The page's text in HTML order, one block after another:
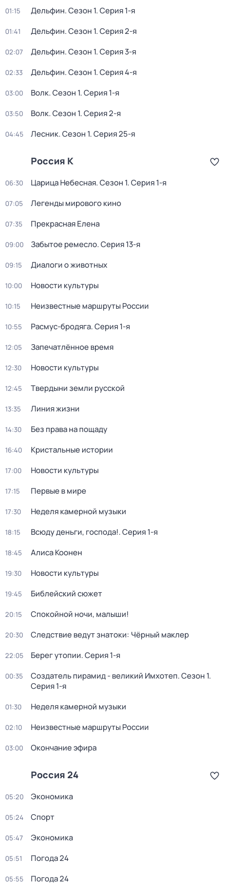
01:15 Дельфин. Сезон 1. Серия 1-я
01:41 Дельфин. Сезон 1. Серия 2-я
02:07 Дельфин. Сезон 1. Серия 3-я
02:33 Дельфин. Сезон 1. Серия 4-я
03:00 Волк. Сезон 1. Серия 1-я
03:50 Волк. Сезон 1. Серия 2-я
04:45 Лесник. Сезон 1. Серия 25-я
Россия К
06:30 Царица Небесная. Сезон 1. Серия 1-я
07:05 Легенды мирового кино
07:35 Прекрасная Елена
09:00 Забытое ремесло. Серия 13-я
09:15 Диалоги о животных
10:00 Новости культуры
10:15 Неизвестные маршруты России
10:55 Расмус-бродяга. Серия 1-я
12:05 Запечатлённое время
12:30 Новости культуры
12:45 Твердыни земли русской
13:35 Линия жизни
14:30 Без права на пощаду
16:40 Кристальные истории
17:00 Новости культуры
17:15 Первые в мире
17:30 Неделя камерной музыки
18:15 Всюду деньги, господа!. Серия 1-я
18:45 Алиса Коонен
19:30 Новости культуры
19:45 Библейский сюжет
20:15 Спокойной ночи, малыши!
20:30 Следствие ведут знатоки: Чёрный маклер
22:05 Берег утопии. Серия 1-я
00:35 Создатель пирамид - великий Имхотеп. Сезон 1.
Серия 1-я
01:30 Неделя камерной музыки
02:10 Неизвестные маршруты России
03:00 Окончание эфира
Россия 24
05:20 Экономика
05:24 Спорт
05:47 Экономика
05:51 Погода 24
05:55 Погода 24